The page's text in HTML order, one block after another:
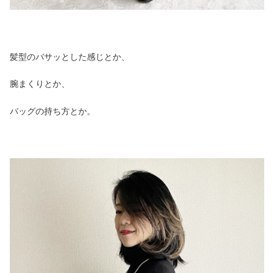
髪型のバサッとした感じとか、
腕まくりとか、
バッグの持ち方とか。